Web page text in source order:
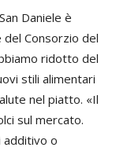
Daniele è
Consorzio del
ridotto del
stili alimentari
nel piatto. «Il
sul mercato.
additivo o